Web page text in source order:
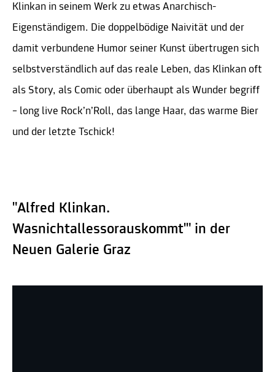
Klinkan in seinem Werk zu etwas Anarchisch-
Eigenständigem. Die doppelbödige Naivität und der
damit verbundene Humor seiner Kunst übertrugen sich
selbstverständlich auf das reale Leben, das Klinkan oft
als Story, als Comic oder überhaupt als Wunder begriff
– long live Rock’n’Roll, das lange Haar, das warme Bier
und der letzte Tschick!
"Alfred Klinkan.
Wasnichtallessorauskommt'" in der
Neuen Galerie Graz